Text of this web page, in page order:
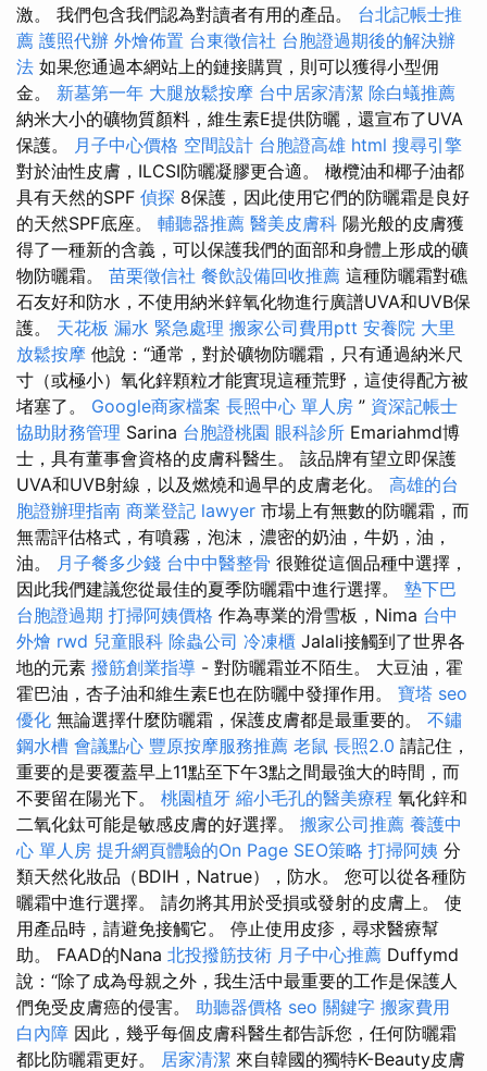
激。 我們包含我們認為對讀者有用的產品。 台北記帳士推
薦 護照代辦 外燴佈置 台東徵信社 台胞證過期後的解決辦
法 如果您通過本網站上的鏈接購買，則可以獲得小型佣
金。 新墓第一年 大腿放鬆按摩 台中居家清潔 除白蟻推薦
納米大小的礦物質顏料，維生素E提供防曬，還宣布了UVA
保護。 月子中心價格 空間設計 台胞證高雄 html 搜尋引擎
對於油性皮膚，ILCSI防曬凝膠更合適。 橄欖油和椰子油都
具有天然的SPF 偵探 8保護，因此使用它們的防曬霜是良好
的天然SPF底座。 輔聽器推薦 醫美皮膚科 陽光般的皮膚獲
得了一種新的含義，可以保護我們的面部和身體上形成的礦
物防曬霜。 苗栗徵信社 餐飲設備回收推薦 這種防曬霜對礁
石友好和防水，不使用納米鋅氧化物進行廣譜UVA和UVB保
護。 天花板 漏水 緊急處理 搬家公司費用ptt 安養院 大里
放鬆按摩 他說：“通常，對於礦物防曬霜，只有通過納米尺
寸（或極小）氧化鋅顆粒才能實現這種荒野，這使得配方被
堵塞了。 Google商家檔案 長照中心 單人房 ” 資深記帳士
協助財務管理 Sarina 台胞證桃園 眼科診所 Emariahmd博
士，具有董事會資格的皮膚科醫生。 該品牌有望立即保護
UVA和UVB射線，以及燃燒和過早的皮膚老化。 高雄的台
胞證辦理指南 商業登記 lawyer 市場上有無數的防曬霜，而
無需評估格式，有噴霧，泡沫，濃密的奶油，牛奶，油，
油。 月子餐多少錢 台中中醫整骨 很難從這個品種中選擇，
因此我們建議您從最佳的夏季防曬霜中進行選擇。 墊下巴
台胞證過期 打掃阿姨價格 作為專業的滑雪板，Nima 台中
外燴 rwd 兒童眼科 除蟲公司 冷凍櫃 Jalali接觸到了世界各
地的元素 撥筋創業指導 - 對防曬霜並不陌生。 大豆油，霍
霍巴油，杏子油和維生素E也在防曬中發揮作用。 寶塔 seo
優化 無論選擇什麼防曬霜，保護皮膚都是最重要的。 不鏽
鋼水槽 會議點心 豐原按摩服務推薦 老鼠 長照2.0 請記住，
重要的是要覆蓋早上11點至下午3點之間最強大的時間，而
不要留在陽光下。 桃園植牙 縮小毛孔的醫美療程 氧化鋅和
二氧化鈦可能是敏感皮膚的好選擇。 搬家公司推薦 養護中
心 單人房 提升網頁體驗的On Page SEO策略 打掃阿姨 分
類天然化妝品（BDIH，Natrue），防水。 您可以從各種防
曬霜中進行選擇。 請勿將其用於受損或發射的皮膚上。 使
用產品時，請避免接觸它。 停止使用皮疹，尋求醫療幫
助。 FAAD的Nana 北投撥筋技術 月子中心推薦 Duffymd
說：“除了成為母親之外，我生活中最重要的工作是保護人
們免受皮膚癌的侵害。 助聽器價格 seo 關鍵字 搬家費用
白內障 因此，幾乎每個皮膚科醫生都告訴您，任何防曬霜
都比防曬霜更好。 居家清潔 來自韓國的獨特K-Beauty皮膚